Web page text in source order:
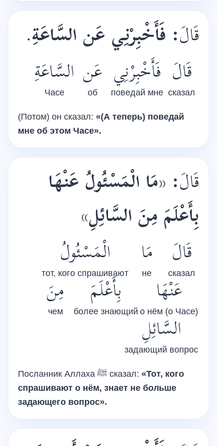
قَالَ: فَأَخْبِرْنِي عَن السَّاعَةِ.
قَالَ
сказал
فَأَخْبِرْنِي
поведай мне
عَن
об
السَّاعَةِ
Часе
(Потом) он сказал: «(А теперь) поведай
мне об этом Часе».
قَالَ:
«مَا الْمَسْئُولُ عَنْهَا
بِأَعْلَمَ مِنَ السَّائِلِ»
قَالَ
сказал
مَا
не
الْمَسْئُولُ
тот, кого спрашивают
عَنْهَا
о нём (о Часе)
بِأَعْلَمَ
более знающий
مِنَ
чем
السَّائِلِ
задающий вопрос
Посланник Аллаха ﷺ сказал: «Тот, кого
спрашивают о нём, знает не больше
задающего вопрос».